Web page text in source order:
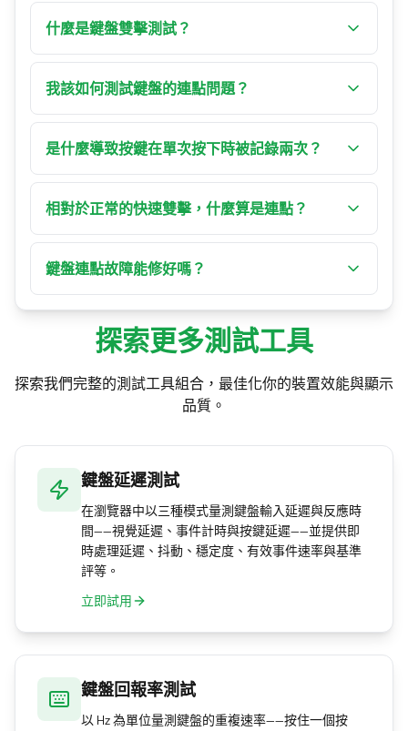
什麼是鍵盤雙擊測試？
鍵盤雙擊測試是一款免費線上工具，用來檢查鍵
盤是否把單次實體按鍵記錄為兩次按下。它會測
明顯徵兆，常稱為「chatter」或連點故障。
我該如何測試鍵盤的連點問題？
點擊測試方框使其取得焦點，然後以平常的節奏
將你擔心的按鍵逐一按下。工具會顯示同一按鍵
在自行雙重觸發。
是什麼導致按鍵在單次按下時被記錄兩次？
幾乎總是軸體的硬體故障。當軸體內部的金屬觸
點磨損，或累積灰塵與氧化時，按下時可能彈
而故障最常見的方式之一。
相對於正常的快速雙擊，什麼算是連點？
刻意對按鍵雙擊時，兩次按下之間通常遠超過 100
ms。連點的軸體會更快地觸發第二次按下 — 常低
本工具讓你選擇門檻（25、50、80、100 或 150
ms，建議 80 ms）；任何快於此值的同鍵重複都
會被視為故障，而非刻意按下。
鍵盤連點故障能修好嗎？
觸點清潔劑清潔受影響的軸體，或將其拆焊更換
（或在熱插拔板上替換）。有些鍵盤與軟體會加
軸體無法更換，通常就得更換鍵盤 — 而保固期內
的連點故障一般可獲保固。
探索更多測試工具
探索我們完整的測試工具組合，最佳化你的裝置效能與顯示
品質。
鍵盤延遲測試
在瀏覽器中以三種模式量測鍵盤輸入延遲與反應時
間——視覺延遲、事件計時與按鍵延遲——並提供即
時處理延遲、抖動、穩定度、有效事件速率與基準
評等。
立即試用
鍵盤回報率測試
以 Hz 為單位量測鍵盤的重複速率——按住一個按